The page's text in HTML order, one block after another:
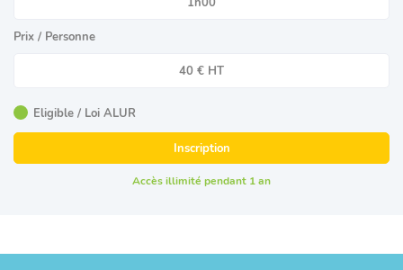
Prix / Personne
40 € HT
Eligible / Loi ALUR
Inscription
Accès illimité pendant 1 an